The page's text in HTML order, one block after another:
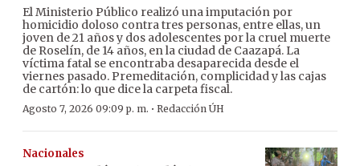
El Ministerio Público realizó una imputación por
homicidio doloso contra tres personas, entre ellas, un
joven de 21 años y dos adolescentes por la cruel muerte
de Roselín, de 14 años, en la ciudad de Caazapá. La
víctima fatal se encontraba desaparecida desde el
viernes pasado. Premeditación, complicidad y las cajas
de cartón: lo que dice la carpeta fiscal.
Agosto 7, 2026 09:09 p. m. · Redacción ÚH
Nacionales